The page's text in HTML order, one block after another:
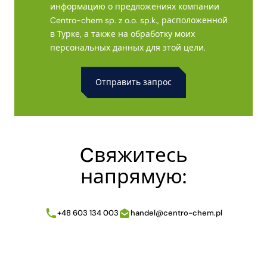
информацию о предложениях компании
Centro-chem sp. z o.o. sp.k., расположенной
в Турке, а также на обработку моих
персональных данных для этой цели.
Cвяжитесь
напрямую:
+48 603 134 003 handel@centro-chem.pl